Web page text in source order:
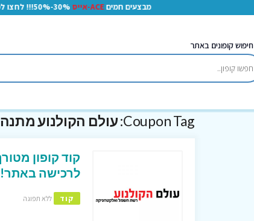
מבצעים חמיםACE-אייס 30%-50%!!! לחצו למעבר
חיפוש קופונים באתר
Coupon Tag: עולם הקולנוע מתנה
לרכישה באתר!
קוד ללא תפוגה